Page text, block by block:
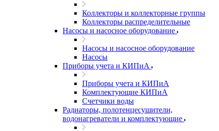
Коллекторы и коллекторные группы
Коллекторы распределительные
Насосы и насосное оборудование
Насосы и насосное оборудование
Насосы
Приборы учета и КИПиА
Приборы учета и КИПиА
Комплектующие КИПиА
Счетчики воды
Радиаторы, полотенцесушители,
водонагреватели и комплектующие